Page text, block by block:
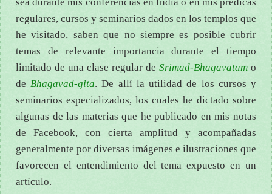
regulares, cursos y seminarios dados en los templos que
he visitado, saben que no siempre es posible cubrir
temas de relevante importancia durante el tiempo
limitado de una clase regular de Srimad-Bhagavatam o
deBhagavad-gita. De allí la utilidad de los cursos y
seminarios especializados, los cuales he dictado sobre
algunas de las materias que he publicado en mis notas
de Facebook, con cierta amplitud y acompañadas
generalmente por diversas imágenes e ilustraciones que
favorecen el entendimiento del tema expuesto en un
artículo.